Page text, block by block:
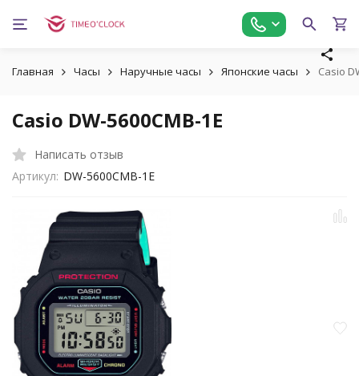
Главная Часы Наручные часы Японские часы Casio
Casio DW-5600CMB-1E
Написать отзыв
Артикул: DW-5600CMB-1E